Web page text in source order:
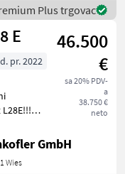
Plus trgovac
E
46.500
€
sa 20% PDV-
a
38.750 €
neto
pr. 2022
L28 -
-
-
GmbH
Wies